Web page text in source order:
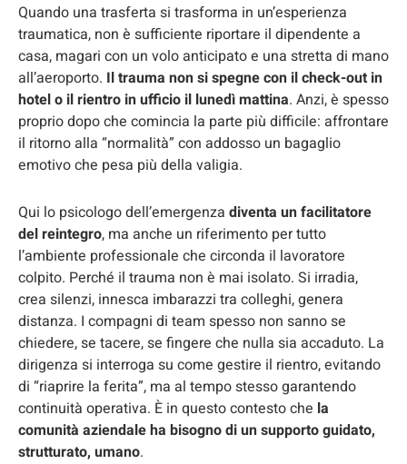
Quando una trasferta si trasforma in un’esperienza
traumatica, non è sufficiente riportare il dipendente a
casa, magari con un volo anticipato e una stretta di mano
all’aeroporto. Il trauma non si spegne con il check-out in
hotel o il rientro in ufficio il lunedì mattina. Anzi, è spesso
proprio dopo che comincia la parte più difficile: affrontare
il ritorno alla “normalità” con addosso un bagaglio
emotivo che pesa più della valigia.
Qui lo psicologo dell’emergenza diventa un facilitatore
del reintegro, ma anche un riferimento per tutto
l’ambiente professionale che circonda il lavoratore
colpito. Perché il trauma non è mai isolato. Si irradia,
crea silenzi, innesca imbarazzi tra colleghi, genera
distanza. I compagni di team spesso non sanno se
chiedere, se tacere, se fingere che nulla sia accaduto. La
dirigenza si interroga su come gestire il rientro, evitando
di “riaprire la ferita”, ma al tempo stesso garantendo
continuità operativa. È in questo contesto che la
comunità aziendale ha bisogno di un supporto guidato,
strutturato, umano.